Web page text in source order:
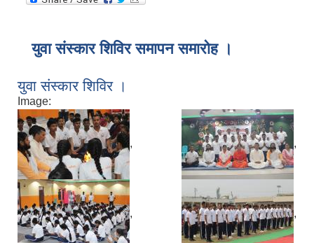
युवा संस्कार शिविर समापन समारोह ।
युवा संस्कार शिविर ।
Image:
, ,
, ,